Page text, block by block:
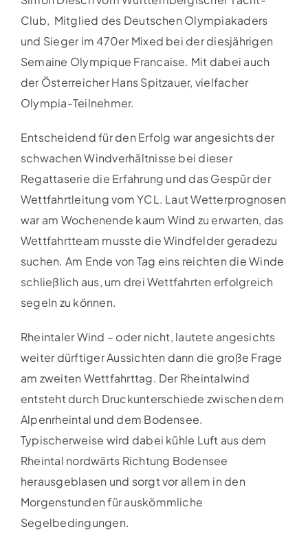
Club, Mitglied des Deutschen Olympiakaders
und Sieger im 470er Mixed bei der diesjährigen
Semaine Olympique Francaise. Mit dabei auch
der Österreicher Hans Spitzauer, vielfacher
Olympia-Teilnehmer.
Entscheidend für den Erfolg war angesichts der
schwachen Windverhältnisse bei dieser
Regattaserie die Erfahrung und das Gespür der
Wettfahrtleitung vom YCL. Laut Wetterprognosen
war am Wochenende kaum Wind zu erwarten, das
Wettfahrtteam musste die Windfelder geradezu
suchen. Am Ende von Tag eins reichten die Winde
schließlich aus, um drei Wettfahrten erfolgreich
segeln zu können.
Rheintaler Wind – oder nicht, lautete angesichts
weiter dürftiger Aussichten dann die große Frage
am zweiten Wettfahrttag. Der Rheintalwind
entsteht durch Druckunterschiede zwischen dem
Alpenrheintal und dem Bodensee.
Typischerweise wird dabei kühle Luft aus dem
Rheintal nordwärts Richtung Bodensee
herausgeblasen und sorgt vor allem in den
Morgenstunden für auskömmliche
Segelbedingungen.